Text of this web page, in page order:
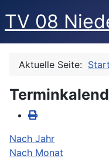
TV 08
Aktuelle Seite:
Nach Jahr
Nach Monat